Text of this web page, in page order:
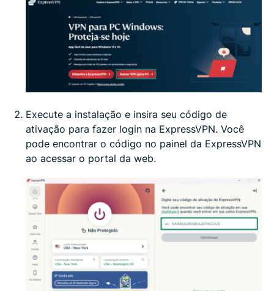
Execute a instalação e insira seu código de
ativação para fazer login na ExpressVPN. Você
pode encontrar o código no painel da ExpressVPN
ao acessar o portal da web.